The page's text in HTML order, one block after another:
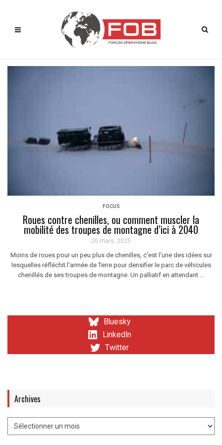
FOCUS
Roues contre chenilles, ou comment muscler la
mobilité des troupes de montagne d’ici à 2040
20 mars, 2025
Moins de roues pour un peu plus de chenilles, c'est l'une des idées sur
lesquelles réfléchit l'armée de Terre pour densifier le parc de véhicules
chenillés de ses troupes de montagne. Un palliatif en attendant ...
Bluesky
LinkedIn
Twitter
Archives